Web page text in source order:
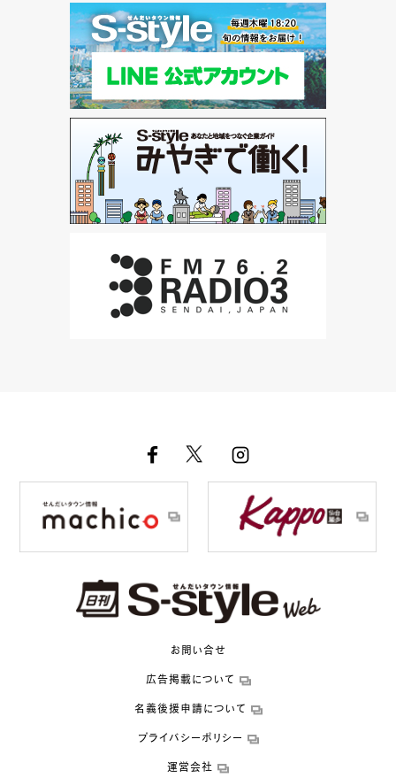
お問い合せ
広告掲載について
名義後援申請について
プライバシーポリシー
運営会社